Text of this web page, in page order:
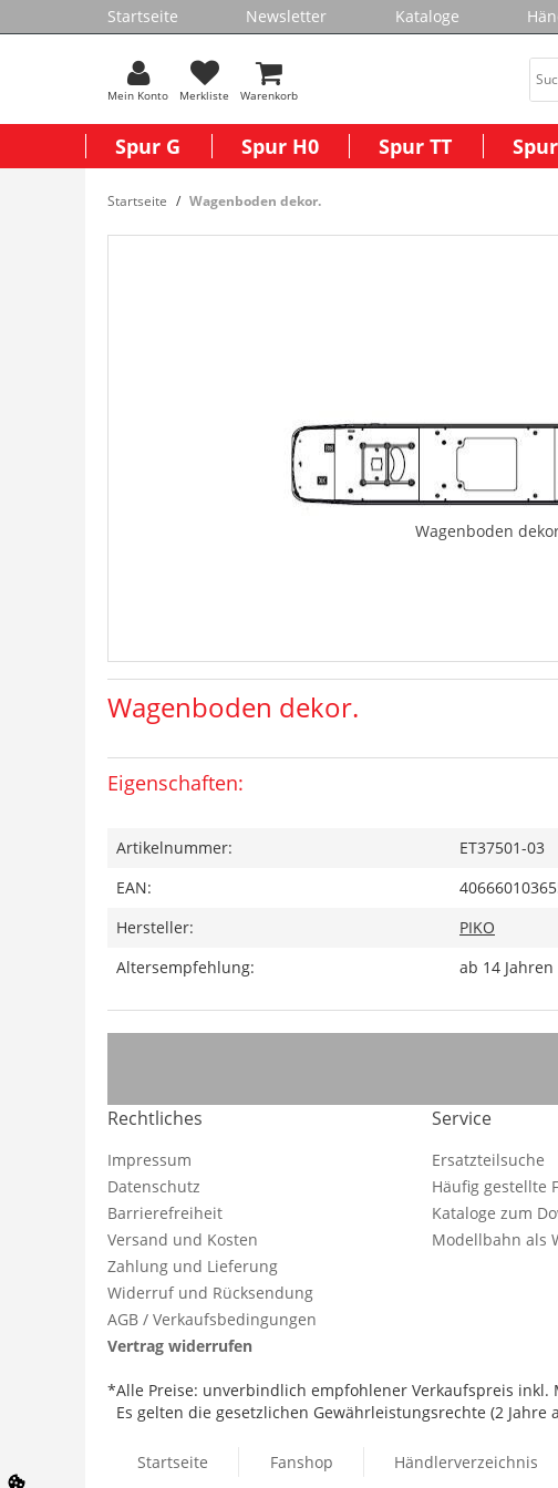
Startseite Newsletter Kataloge
Mein Konto Merkliste Warenkorb
Spur G Spur H0 Spur TT
Startseite Wagenboden dekor.
Wagenboden
Wagenboden dekor.
Eigenschaften:
Artikelnummer:
ET37501-03
EAN:
Hersteller:
PIKO
Altersempfehlung:
ab 14 Jahren
Rechtliches
Impressum
Datenschutz
Barrierefreiheit
Versand und Kosten
Zahlung und Lieferung
Widerruf und Rücksendung
AGB / Verkaufsbedingungen
Vertrag widerrufen
Service
Ersatzteilsuche
Häufig gestellte
Kataloge zum
Modellbahn als
*Alle Preise: unverbindlich empfohlener Verkaufspreis inkl.
Es gelten die gesetzlichen Gewährleistungsrechte (2
Startseite Fanshop Händlerverzeichnis